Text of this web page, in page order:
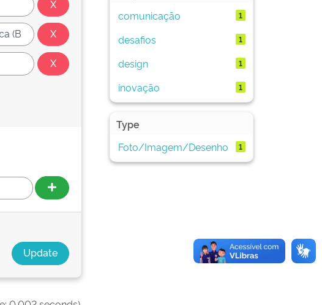
comunicação
1
desafios 1
design 1
inovação 1
Type
Foto/Imagem/Desenho
1